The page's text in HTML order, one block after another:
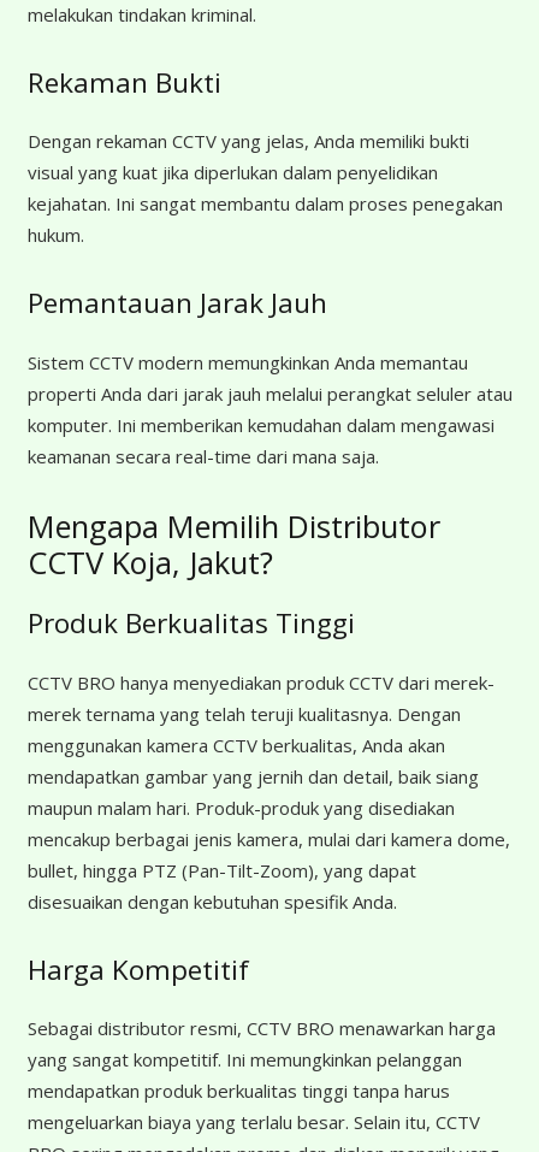
melakukan tindakan kriminal.
Rekaman Bukti
Dengan rekaman CCTV yang jelas, Anda memiliki bukti
visual yang kuat jika diperlukan dalam penyelidikan
kejahatan. Ini sangat membantu dalam proses penegakan
hukum.
Pemantauan Jarak Jauh
Sistem CCTV modern memungkinkan Anda memantau
properti Anda dari jarak jauh melalui perangkat seluler atau
komputer. Ini memberikan kemudahan dalam mengawasi
keamanan secara real-time dari mana saja.
Mengapa Memilih Distributor
CCTV Koja, Jakut?
Produk Berkualitas Tinggi
CCTV BRO hanya menyediakan produk CCTV dari merek-
merek ternama yang telah teruji kualitasnya. Dengan
menggunakan kamera CCTV berkualitas, Anda akan
mendapatkan gambar yang jernih dan detail, baik siang
maupun malam hari. Produk-produk yang disediakan
mencakup berbagai jenis kamera, mulai dari kamera dome,
bullet, hingga PTZ (Pan-Tilt-Zoom), yang dapat
disesuaikan dengan kebutuhan spesifik Anda.
Harga Kompetitif
Sebagai distributor resmi, CCTV BRO menawarkan harga
yang sangat kompetitif. Ini memungkinkan pelanggan
mendapatkan produk berkualitas tinggi tanpa harus
mengeluarkan biaya yang terlalu besar. Selain itu, CCTV